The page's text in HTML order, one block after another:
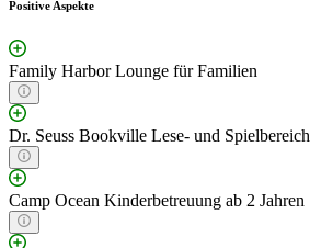
Positive Aspekte
Family Harbor Lounge für Familien
Dr. Seuss Bookville Lese- und Spielbereich
Camp Ocean Kinderbetreuung ab 2 Jahren